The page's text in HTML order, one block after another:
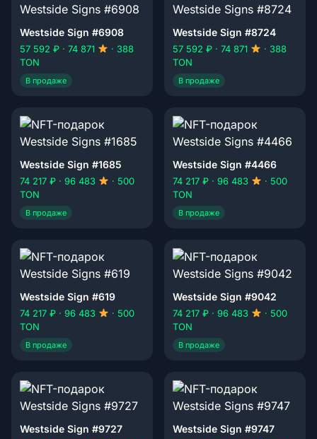
Westside Sign #6908
57 592 ₽ · 74 871
· 388
TON
В продаже
Westside Sign #8724
57 592 ₽ · 74 871
· 388
TON
В продаже
Westside Sign #1685
74 217 ₽ · 96 483
· 500
TON
В продаже
Westside Sign #4466
74 217 ₽ · 96 483
· 500
TON
В продаже
Westside Sign #619
74 217 ₽ · 96 483
· 500
TON
В продаже
Westside Sign #9042
74 217 ₽ · 96 483
· 500
TON
В продаже
Westside Sign #9727 Westside Sign #9747